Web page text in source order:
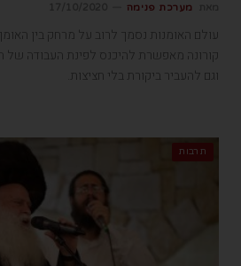
מערכת פנימה
עולם האומנות נסמך לרוב על מרחק בין
קורונה מאפשרת להיכנס לפינת העבודה של
וגם להעביר ביקורת בלי חציצות.
תרבות